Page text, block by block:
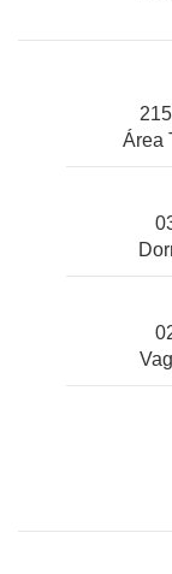
Área